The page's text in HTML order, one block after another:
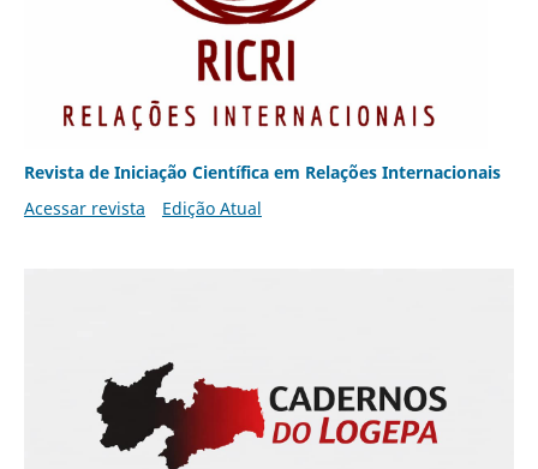
Revista de Iniciação Científica em Relações Internacionais
Acessar revista
Edição Atual